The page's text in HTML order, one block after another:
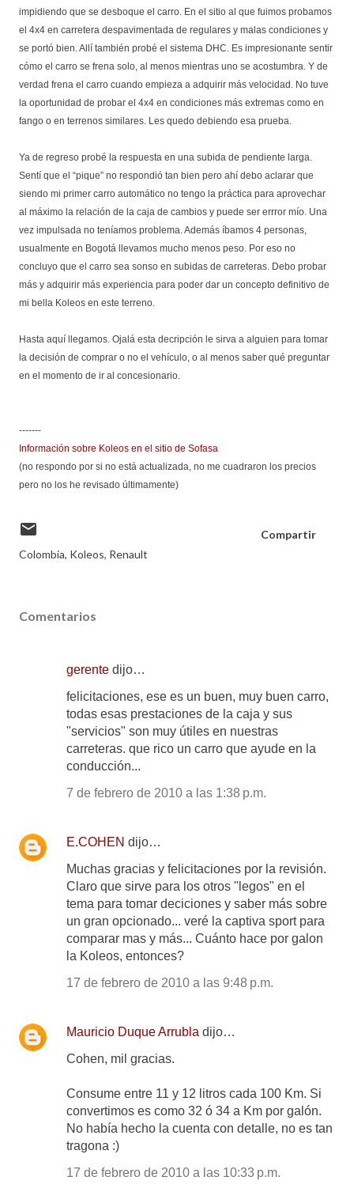
impidiendo que se desboque el carro. En el sitio al que fuimos probamos
el 4x4 en carretera despavimentada de regulares y malas condiciones y
se portó bien. Allí también probé el sistema DHC. Es impresionante sentir
cómo el carro se frena solo, al menos mientras uno se acostumbra. Y de
verdad frena el carro cuando empieza a adquirir más velocidad. No tuve
la oportunidad de probar el 4x4 en condiciones más extremas como en
fango o en terrenos similares. Les quedo debiendo esa prueba.
Ya de regreso probé la respuesta en una subida de pendiente larga.
Sentí que el “pique” no respondió tan bien pero ahí debo aclarar que
siendo mi primer carro automático no tengo la práctica para aprovechar
al máximo la relación de la caja de cambios y puede ser errror mío. Una
vez impulsada no teníamos problema. Además íbamos 4 personas,
usualmente en Bogotá llevamos mucho menos peso. Por eso no
concluyo que el carro sea sonso en subidas de carreteras. Debo probar
más y adquirir más experiencia para poder dar un concepto definitivo de
mi bella Koleos en este terreno.
Hasta aquí llegamos. Ojalá esta decripción le sirva a alguien para tomar
la decisión de comprar o no el vehículo, o al menos saber qué preguntar
en el momento de ir al concesionario.
-------
Información sobre Koleos en el sitio de Sofasa
(no respondo por si no está actualizada, no me cuadraron los precios
pero no los he revisado últimamente)
Colombia Koleos Renault
Compartir
Comentarios
gerente dijo…
felicitaciones, ese es un buen, muy buen carro,
todas esas prestaciones de la caja y sus
"servicios" son muy útiles en nuestras
carreteras. que rico un carro que ayude en la
conducción...
7 de febrero de 2010 a las 1:38 p.m.
E.COHEN dijo…
Muchas gracias y felicitaciones por la revisión.
Claro que sirve para los otros "legos" en el
tema para tomar deciciones y saber más sobre
un gran opcionado... veré la captiva sport para
comparar mas y más... Cuánto hace por galon
la Koleos, entonces?
17 de febrero de 2010 a las 9:48 p.m.
Mauricio Duque Arrubla dijo…
Cohen, mil gracias.
Consume entre 11 y 12 litros cada 100 Km. Si
convertimos es como 32 ó 34 a Km por galón.
No había hecho la cuenta con detalle, no es tan
tragona :)
17 de febrero de 2010 a las 10:33 p.m.